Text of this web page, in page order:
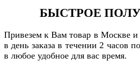
БЫСТРОЕ
Привезем к Вам товар в Москве и
в день заказа в течении 2 часов
в любое удобное для вас время.